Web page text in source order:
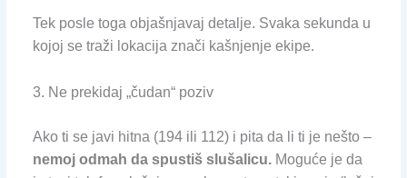
Tek posle toga objašnjavaj detalje. Svaka sekunda u
kojoj se traži lokacija znači kašnjenje ekipe.
3. Ne prekidaj „čudan“ poziv
Ako ti se javi hitna (194 ili 112) i pita da li ti je nešto –
nemoj odmah da spustiš slušalicu.Moguće je da